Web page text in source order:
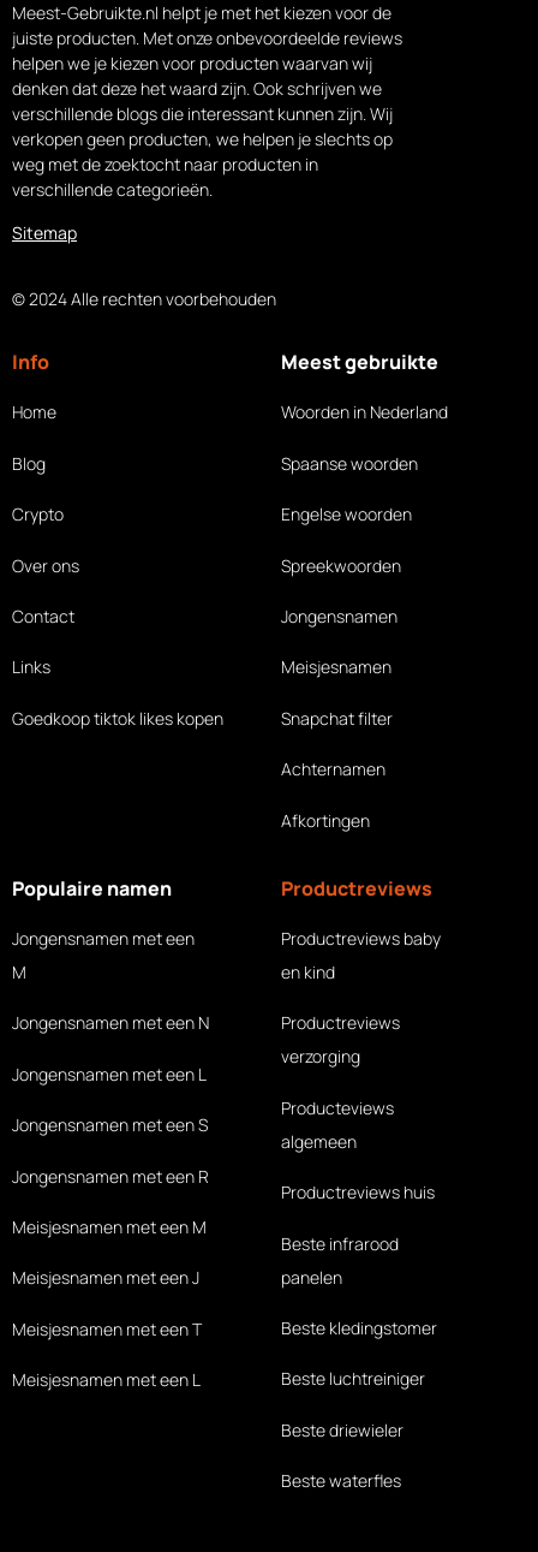
Meest-Gebruikte.nl helpt je met het kiezen voor de
juiste producten. Met onze onbevoordeelde reviews
helpen we je kiezen voor producten waarvan wij
denken dat deze het waard zijn. Ook schrijven we
verschillende blogs die interessant kunnen zijn. Wij
verkopen geen producten, we helpen je slechts op
weg met de zoektocht naar producten in
verschillende categorieën.
Sitemap
© 2024 Alle rechten voorbehouden
Info
Home
Blog
Crypto
Over ons
Contact
Links
Goedkoop tiktok likes kopen
Meest gebruikte
Woorden in Nederland
Spaanse woorden
Engelse woorden
Spreekwoorden
Jongensnamen
Meisjesnamen
Snapchat filter
Achternamen
Afkortingen
Populaire namen
Jongensnamen met een
M
Jongensnamen met een N
Jongensnamen met een L
Jongensnamen met een S
Jongensnamen met een R
Meisjesnamen met een M
Meisjesnamen met een J
Meisjesnamen met een T
Meisjesnamen met een L
Productreviews
Productreviews baby
en kind
Productreviews
verzorging
Producteviews
algemeen
Productreviews huis
Beste infrarood
panelen
Beste kledingstomer
Beste luchtreiniger
Beste driewieler
Beste waterfles